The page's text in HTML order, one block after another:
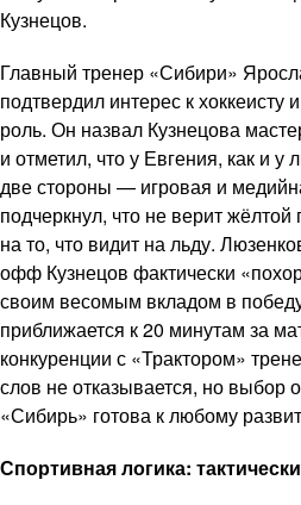
Кузнецов.
Главный тренер «Сибири»
подтвердил интерес к хоккеисту
роль. Он назвал Кузнецова
и отметил, что у Евгения, как и у
две стороны — игровая и
подчеркнул, что не верит жёлтой
на то, что видит на льду.
офф Кузнецов фактически
своим весомым вкладом в
приближается к 20 минутам за
конкуренции с «Трактором»
слов не отказывается, но выбор
«Сибирь» готова к любому
Спортивная логика: